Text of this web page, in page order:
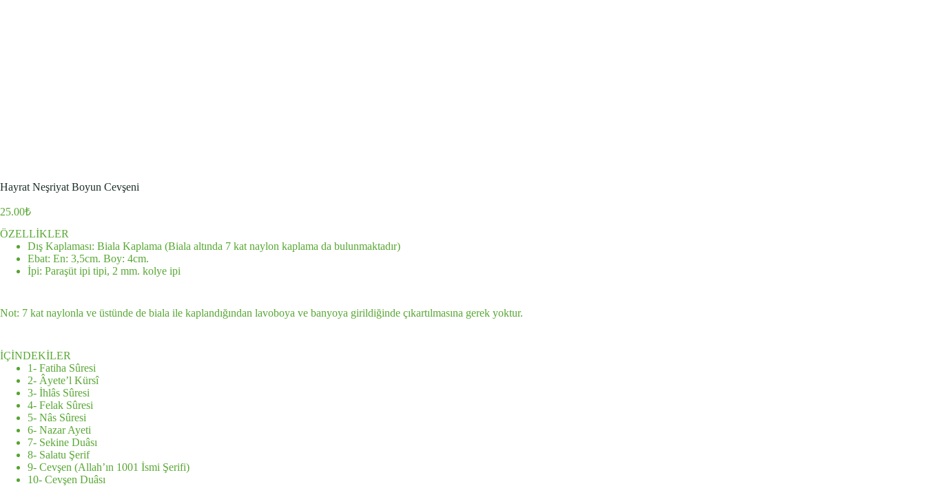
Hayrat Neşriyat Boyun Cevşeni
25.00₺
ÖZELLİKLER
Dış Kaplaması: Biala Kaplama (Biala altında 7 kat naylon kaplama da bulunmaktadır)
Ebat: En: 3,5cm. Boy: 4cm.
İpi: Paraşüt ipi tipi, 2 mm. kolye ipi
Not: 7 kat naylonla ve üstünde de biala ile kaplandığından lavoboya ve banyoya girildiğinde çıkartılmasına gerek yoktur.
İÇİNDEKİLER
1- Fatiha Sûresi
2- Âyete’l Kürsî
3- İhlâs Sûresi
4- Felak Sûresi
5- Nâs Sûresi
6- Nazar Ayeti
7- Sekine Duâsı
8- Salatu Şerif
9- Cevşen (Allah’ın 1001 İsmi Şerifi)
10- Cevşen Duâsı